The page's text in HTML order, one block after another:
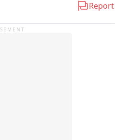
পুর কর্মীরা গিয়ে রাস্তা পরিষ্কার করে
Report